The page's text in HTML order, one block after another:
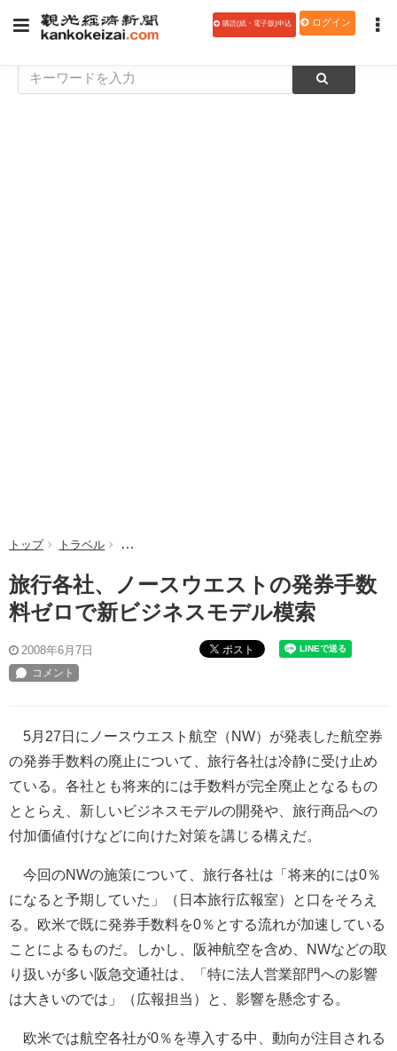
購読(紙・電子版)申込 ログイン
トップ トラベル 旅行各社、ノースウエストの発券手数料ゼロで新ビ
旅行各社、ノースウエストの発券手数
料ゼロで新ビジネスモデル模索
2008年6月7日 ポスト
5月27日にノースウエスト航空（NW）が発表した航空券
の発券手数料の廃止について、旅行各社は冷静に受け止め
ている。各社とも将来的には手数料が完全廃止となるもの
ととらえ、新しいビジネスモデルの開発や、旅行商品への
付加価値付けなどに向けた対策を講じる構えだ。
今回のNWの施策について、旅行各社は「将来的には0％
になると予期していた」（日本旅行広報室）と口をそろえ
る。欧米で既に発券手数料を0％とする流れが加速している
ことによるものだ。しかし、阪神航空を含め、NWなどの取
り扱いが多い阪急交通社は、「特に法人営業部門への影響
は大きいのでは」（広報担当）と、影響を懸念する。
欧米では航空各社が0％を導入する中、動向が注目される